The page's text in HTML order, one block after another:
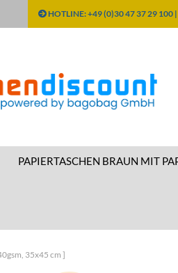
HOTLINE: +49 (0)30 47 37 29 100
Währung
Lieferland
PAPIERTASCHEN BRAUN MIT
35x45 cm ]